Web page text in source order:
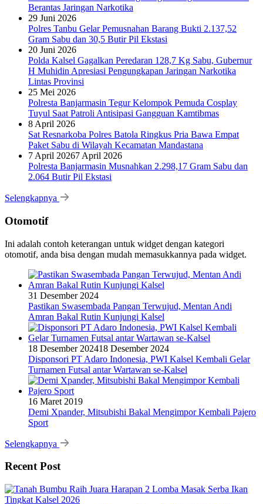
Berantas Jaringan Narkotika
29 Juni 2026
Polres Tanbu Gelar Pemusnahan Barang Bukti 2.137,52
Gram Sabu dan 30,5 Butir Pil Ekstasi
20 Juni 2026
Polda Kalsel Gagalkan Peredaran 128,7 Kg Sabu, Gubernur
H Muhidin Apresiasi Pengungkapan Jaringan Narkotika
Lintas Provinsi
25 Mei 2026
Polresta Banjarmasin Tegur Kelompok Pemuda Cosplay
Tuyul Saat Patroli Antisipasi Gangguan Kamtibmas
8 April 2026
Sat Resnarkoba Polres Batola Ringkus Pria Bawa Empat
Paket Sabu di Wilayah Kecamatan Mandastana
7 April 20267 April 2026
Polresta Banjarmasin Musnahkan 2.298,17 Gram Sabu dan
2.064 Butir Pil Ekstasi
Selengkapnya
Otomotif
Ini adalah contoh keterangan untuk widget dengan kategori
otomotif, anda bisa dengan mudah memasukkannya pada widget.
31 Desember 2024
Pastikan Swasembada Pangan Terwujud, Mentan Andi
Amran Bakal Rutin Kunjungi Kalsel
18 Desember 202418 Desember 2024
Disponsori PT Adaro Indonesia, PWI Kalsel Kembali Gelar
Turnamen Futsal antar Wartawan se-Kalsel
16 Maret 2019
Demi Xpander, Mitsubishi Bakal Mengimpor Kembali Pajero
Sport
Selengkapnya
Recent Post